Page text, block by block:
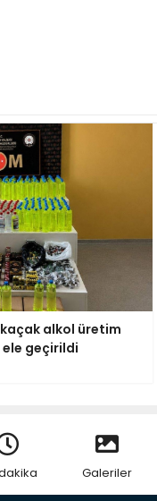
alkol üretim
geçirildi
Galeriler